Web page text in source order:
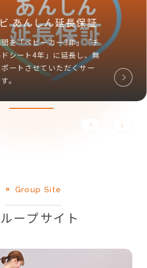
ート
リスト
ャイルドシートの
さい。
Group Site
ープサイト